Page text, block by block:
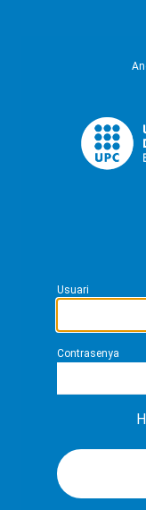
Usuari
Contrasenya